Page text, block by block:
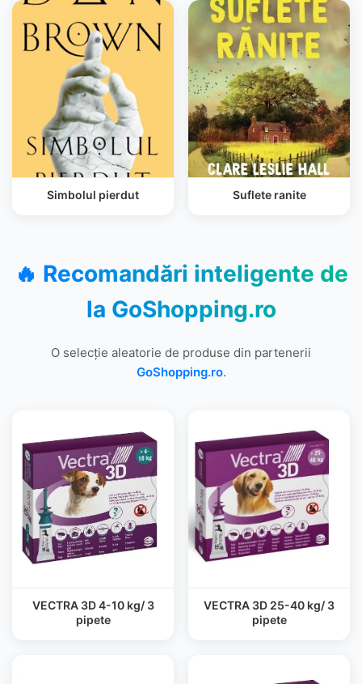
Simbolul pierdut Suflete ranite
🔥 Recomandări inteligente de
la GoShopping.ro
O selecție aleatorie de produse din partenerii
GoShopping.ro.
VECTRA 3D 4-10 kg/ 3
pipete
VECTRA 3D 25-40 kg/ 3
pipete